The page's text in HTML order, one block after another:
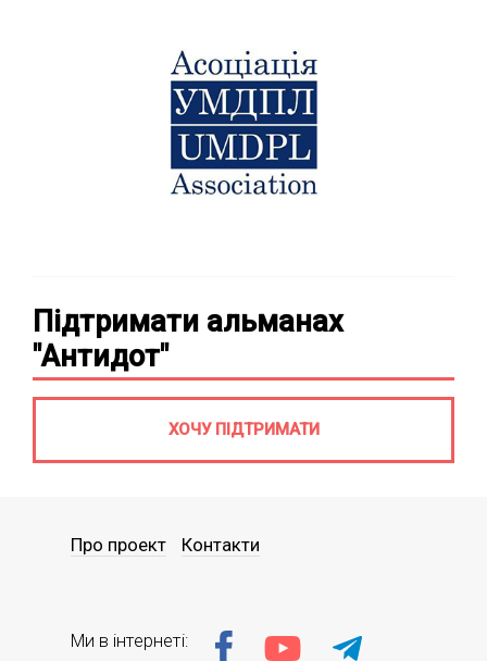
Підтримати альманах
"Антидот"
ХОЧУ ПІДТРИМАТИ
Про проект Контакти
Ми в інтернеті: